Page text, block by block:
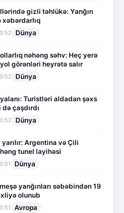
gizli təhlükə: Yanğın
Dünya
nəhəng səhv: Heç yerə
görənləri heyrətə salır
Dünya
Turistləri aldadan şəxs
çaşdırdı
Dünya
Argentina və Çili
tunel layihəsi
Dünya
yanğınları səbəbindən 19
olunub
Avropa